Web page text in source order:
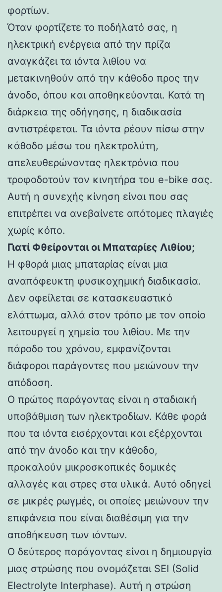
φορτίων.
Όταν φορτίζετε το ποδήλατό σας, η
ηλεκτρική ενέργεια από την πρίζα
αναγκάζει τα ιόντα λιθίου να
μετακινηθούν από την κάθοδο προς την
άνοδο, όπου και αποθηκεύονται. Κατά τη
διάρκεια της οδήγησης, η διαδικασία
αντιστρέφεται. Τα ιόντα ρέουν πίσω στην
κάθοδο μέσω του ηλεκτρολύτη,
απελευθερώνοντας ηλεκτρόνια που
τροφοδοτούν τον κινητήρα του e-bike σας.
Αυτή η συνεχής κίνηση είναι που σας
επιτρέπει να ανεβαίνετε απότομες πλαγιές
χωρίς κόπο.
Γιατί Φθείρονται οι Μπαταρίες Λιθίου;
Η φθορά μιας μπαταρίας είναι μια
αναπόφευκτη φυσικοχημική διαδικασία.
Δεν οφείλεται σε κατασκευαστικό
ελάττωμα, αλλά στον τρόπο με τον οποίο
λειτουργεί η χημεία του λιθίου. Με την
πάροδο του χρόνου, εμφανίζονται
διάφοροι παράγοντες που μειώνουν την
απόδοση.
Ο πρώτος παράγοντας είναι η σταδιακή
υποβάθμιση των ηλεκτροδίων. Κάθε φορά
που τα ιόντα εισέρχονται και εξέρχονται
από την άνοδο και την κάθοδο,
προκαλούν μικροσκοπικές δομικές
αλλαγές και στρες στα υλικά. Αυτό οδηγεί
σε μικρές ρωγμές, οι οποίες μειώνουν την
επιφάνεια που είναι διαθέσιμη για την
αποθήκευση των ιόντων.
Ο δεύτερος παράγοντας είναι η δημιουργία
μιας στρώσης που ονομάζεται SEI (Solid
Electrolyte Interphase). Αυτή η στρώση